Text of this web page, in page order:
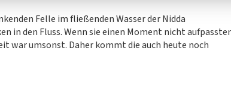
Felle im fließenden Wasser der Nidda
in den Fluss. Wenn sie einen Moment nicht
war umsonst. Daher kommt die auch heute noch